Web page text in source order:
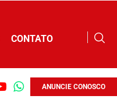
CONTATO
ANUNCIE CONOSCO